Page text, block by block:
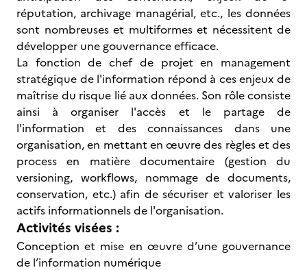
réputation, archivage managérial, etc., les données
sont nombreuses et multiformes et nécessitent de
développer une gouvernance efficace.
La fonction de chef de projet en management
stratégique de l'information répond à ces enjeux de
maîtrise du risque lié aux données. Son rôle consiste
ainsi à organiser l'accès et le partage de
l'information et des connaissances dans une
organisation, en mettant en œuvre des règles et des
process en matière documentaire (gestion du
versioning, workflows, nommage de documents,
conservation, etc.) afin de sécuriser et valoriser les
actifs informationnels de l'organisation.
Activités visées :
Conception et mise en œuvre d’une gouvernance
de l’information numérique